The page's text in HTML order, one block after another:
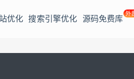
优化 搜索引擎优化 源码免费库
外